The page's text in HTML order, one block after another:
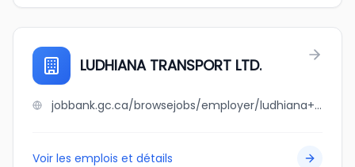
LUDHIANA TRANSPORT LTD.
jobbank.gc.ca/browsejobs/employer/ludhiana+transport+ltd./ca
Voir les emplois et détails